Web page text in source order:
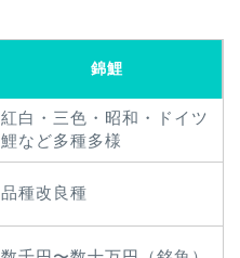
錦鯉
紅白・三色・昭和・ドイツ
鯉など多種多様
品種改良種